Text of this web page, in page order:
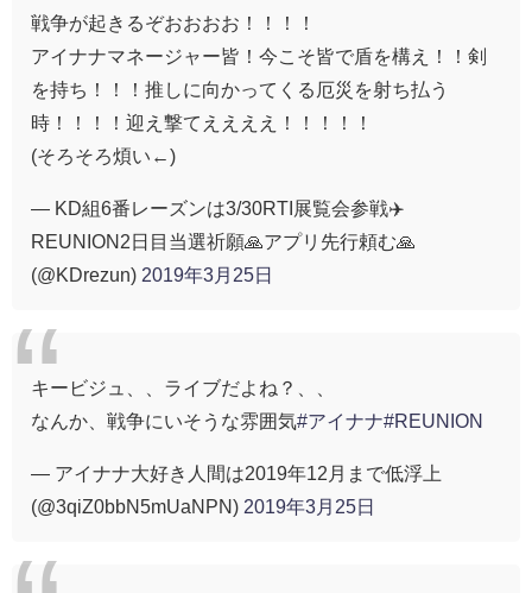
戦争が起きるぞおおおお！！！！
アイナナマネージャー皆！今こそ皆で盾を構え！！剣
を持ち！！！推しに向かってくる厄災を射ち払う
時！！！！迎え撃てええええ！！！！！
(そろそろ煩い←)
— KD組6番レーズンは3/30RTI展覧会参戦✈️
REUNION2日目当選祈願🙏アプリ先行頼む🙏
(@KDrezun) 2019年3月25日
キービジュ、、ライブだよね？、、
なんか、戦争にいそうな雰囲気#アイナナ#REUNION
— アイナナ大好き人間は2019年12月まで低浮上
(@3qiZ0bbN5mUaNPN) 2019年3月25日